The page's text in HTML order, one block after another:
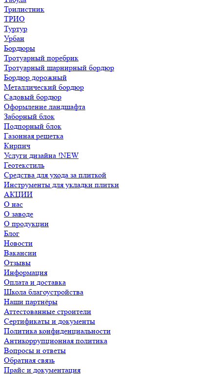
Трилистник
ТРИО
Туртур
Урбан
Бордюры
Тротуарный поребрик
Тротуарный шарнирный бордюр
Бордюр дорожный
Металлический бордюр
Садовый бордюр
Оформление ландшафта
Заборный блок
Подпорный блок
Газонная решетка
Кирпич
Услуги дизайна !NEW
Геотекстиль
Средства для ухода за плиткой
Инструменты для укладки плитки
АКЦИИ
О нас
О заводе
О продукции
Блог
Новости
Вакансии
Отзывы
Информация
Оплата и доставка
Школа благоустройства
Наши партнёры
Аттестованные строители
Сертификаты и документы
Политика конфиденциальности
Антикоррупционная политика
Вопросы и ответы
Обратная связь
Прайс и документация